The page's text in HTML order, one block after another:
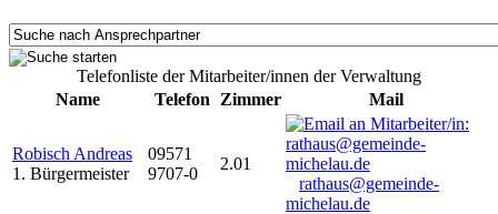
Telefonliste der Mitarbeiter/innen der Verwaltung
Name
Telefon Zimmer Mail
Robisch Andreas
1. Bürgermeister
09571
9707-0
2.01
rathaus@gemeinde-
michelau.de